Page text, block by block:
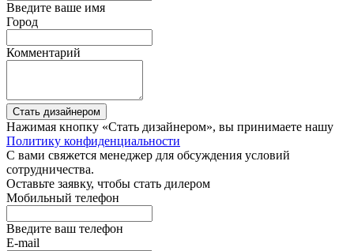
Введите ваше имя
Город
Комментарий
Стать дизайнером
Нажимая кнопку «Стать дизайнером», вы принимаете нашу
Политику конфиденциальности
С вами свяжется менеджер для обсуждения условий
сотрудничества.
Оставьте заявку, чтобы стать дилером
Мобильный телефон
Введите ваш телефон
E-mail